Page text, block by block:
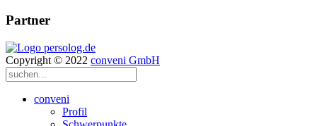
Partner
Copyright © 2022 conveni GmbH
conveni
Profil